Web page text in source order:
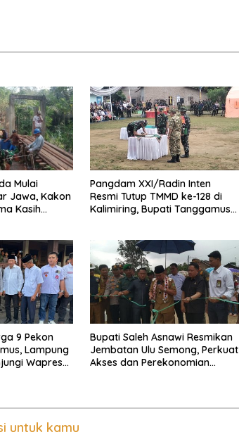
Mulai
Jawa, Kakon
Kasih
Pangdam XXI/Radin Inten
Resmi Tutup TMMD ke-128 di
Kalimiring, Bupati Tanggamus
9 Pekon
Lampung
Wapres
Bupati Saleh Asnawi Resmikan
Jembatan Ulu Semong, Perkuat
Akses dan Perekonomian
untuk kamu